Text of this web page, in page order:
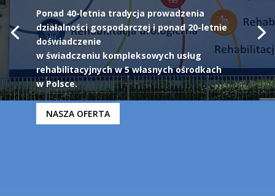
Ponad 40-letnia tradycja prowadzenia
działalności gospodarczej i ponad 20-letnie
doświadczenie
w świadczeniu kompleksowych usług
rehabilitacyjnych w 5 własnych ośrodkach
w Polsce.
NASZA OFERTA